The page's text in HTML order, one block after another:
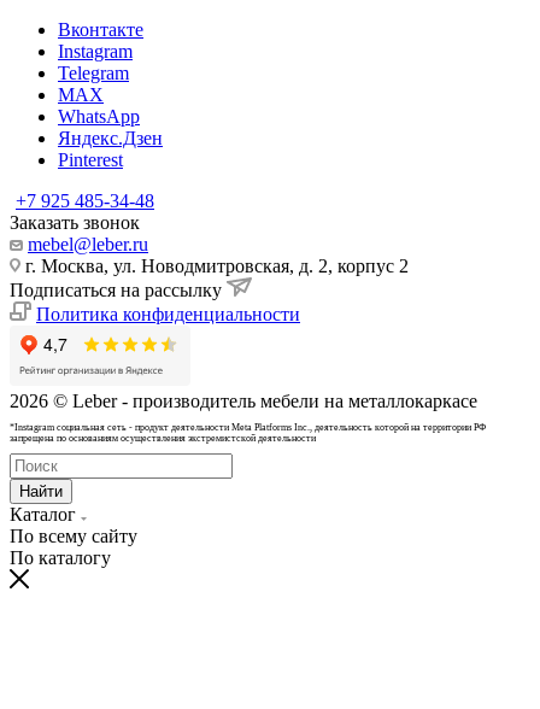
Вконтакте
Instagram
Telegram
MAX
WhatsApp
Яндекс.Дзен
Pinterest
+7 925 485-34-48
Заказать звонок
mebel@leber.ru
г. Москва, ул. Новодмитровская, д. 2, корпус 2
Подписаться на рассылку
Политика конфиденциальности
2026 © Leber - производитель мебели на металлокаркасе
*Instagram cоциальная сеть - продукт деятельности Meta Platforms Inc., деятельность которой на территории РФ
запрещена по основаниям осуществления экстремистской деятельности
Найти
Каталог
По всему сайту
По каталогу